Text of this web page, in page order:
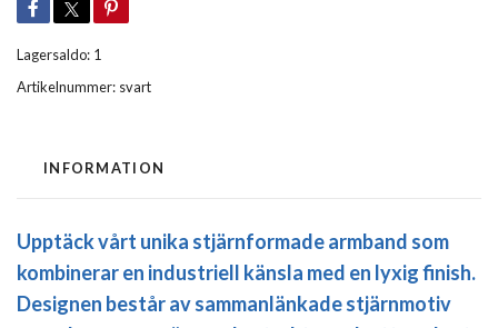
Lagersaldo: 1
Artikelnummer: svart
INFORMATION
Upptäck vårt unika stjärnformade armband som
kombinerar en industriell känsla med en lyxig finish.
Designen består av sammanlänkade stjärnmotiv